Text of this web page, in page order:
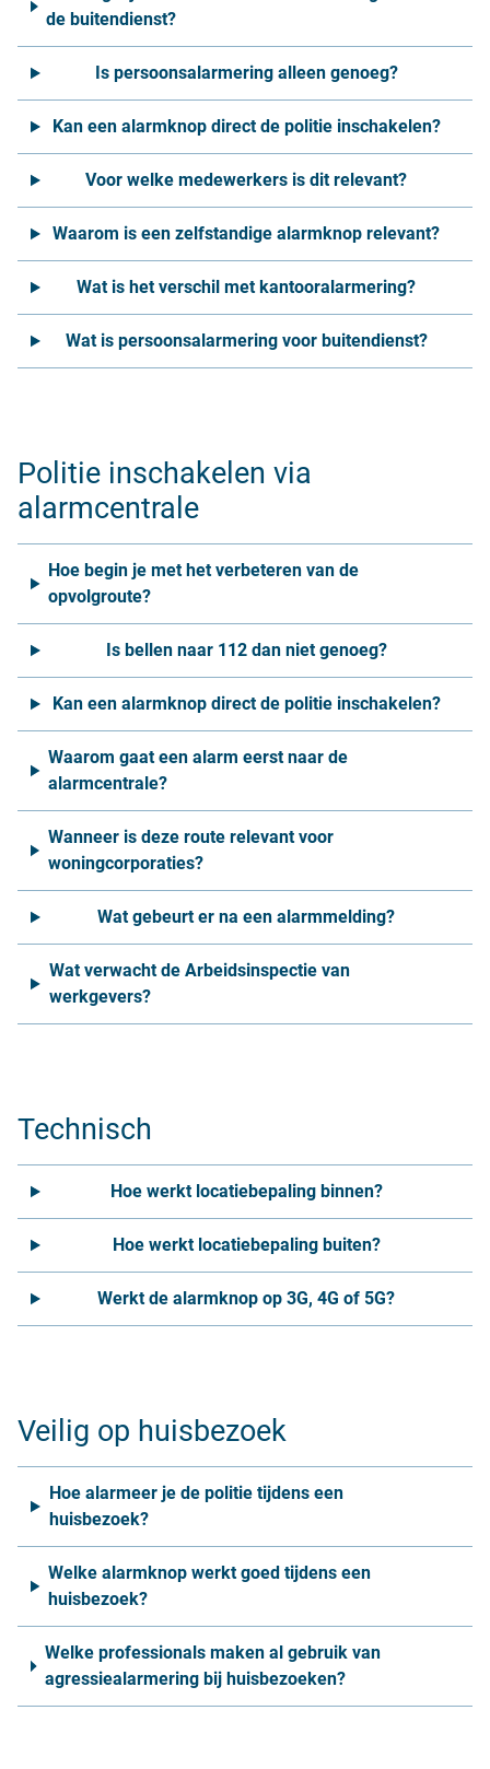
de buitendienst?
Is persoonsalarmering alleen genoeg?
Kan een alarmknop direct de politie inschakelen?
Voor welke medewerkers is dit relevant?
Waarom is een zelfstandige alarmknop relevant?
Wat is het verschil met kantooralarmering?
Wat is persoonsalarmering voor buitendienst?
Politie inschakelen via
alarmcentrale
Hoe begin je met het verbeteren van de
opvolgroute?
Is bellen naar 112 dan niet genoeg?
Kan een alarmknop direct de politie inschakelen?
Waarom gaat een alarm eerst naar de
alarmcentrale?
Wanneer is deze route relevant voor
woningcorporaties?
Wat gebeurt er na een alarmmelding?
Wat verwacht de Arbeidsinspectie van
werkgevers?
Technisch
Hoe werkt locatiebepaling binnen?
Hoe werkt locatiebepaling buiten?
Werkt de alarmknop op 3G, 4G of 5G?
Veilig op huisbezoek
Hoe alarmeer je de politie tijdens een
huisbezoek?
Welke alarmknop werkt goed tijdens een
huisbezoek?
Welke professionals maken al gebruik van
agressiealarmering bij huisbezoeken?